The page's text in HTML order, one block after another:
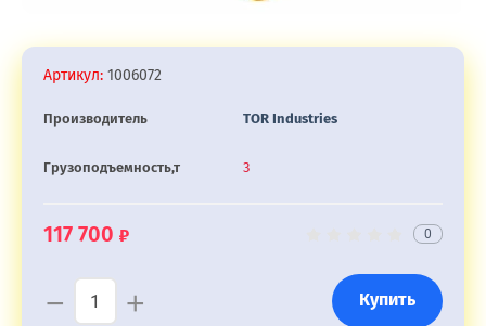
Артикул: 1006072
Производитель TOR Industries
Грузоподъемность,т 3
117 700 0
− + Купить